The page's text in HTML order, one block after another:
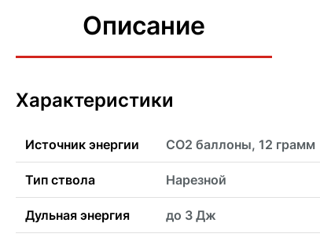
Описание
Характеристики
Источник энергии CO2 баллоны, 12 грамм
Тип ствола Нарезной
Дульная энергия до 3 Дж